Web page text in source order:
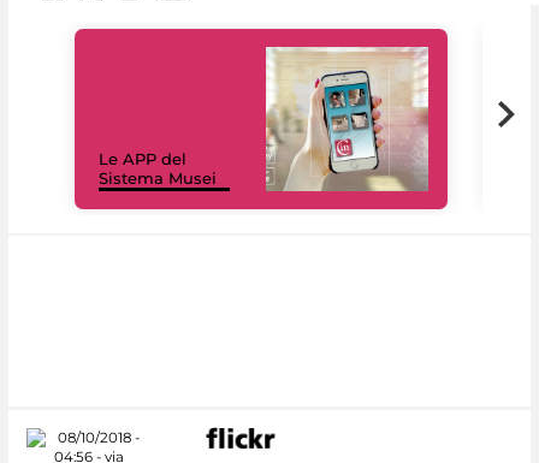
Le APP del
Sistema Musei